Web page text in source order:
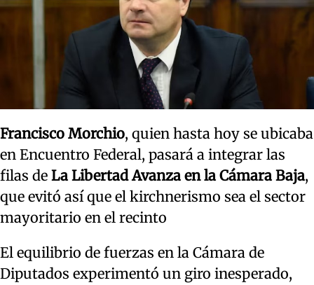
Francisco Morchio, quien hasta hoy se ubicaba
en Encuentro Federal, pasará a integrar las
filas de La Libertad Avanza en la Cámara Baja,
que evitó así que el kirchnerismo sea el sector
mayoritario en el recinto
El equilibrio de fuerzas en la Cámara de
Diputados experimentó un giro inesperado,